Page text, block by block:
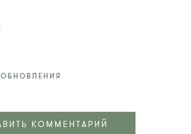
КОММЕНТАРИЙ